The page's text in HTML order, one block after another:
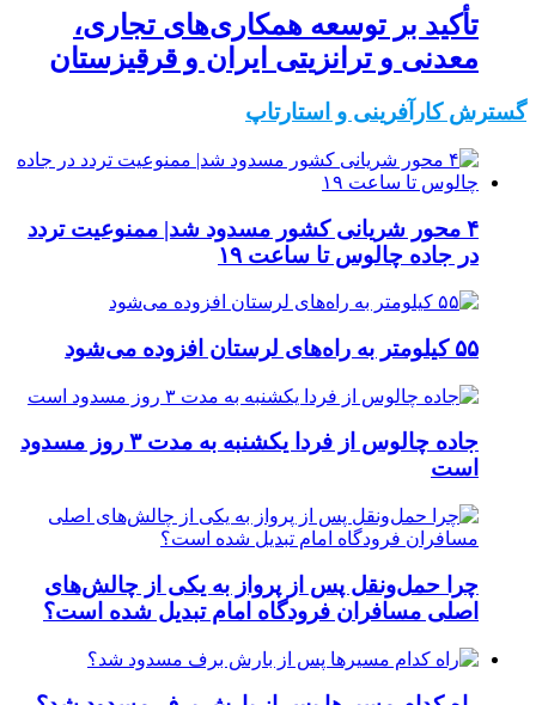
تأکید بر توسعه همکاری‌های تجاری،
معدنی و ترانزیتی ایران و قرقیزستان
گسترش کارآفرینی و استارتاپ
۴ محور شریانی کشور مسدود شد| ممنوعیت تردد
در جاده چالوس تا ساعت ۱۹
۵۵ کیلومتر به راه‌های لرستان افزوده می‌شود
جاده چالوس از فردا یکشنبه به مدت ۳ روز مسدود
است
چرا حمل‌ونقل پس از پرواز به یکی از چالش‌های
اصلی مسافران فرودگاه امام تبدیل شده است؟